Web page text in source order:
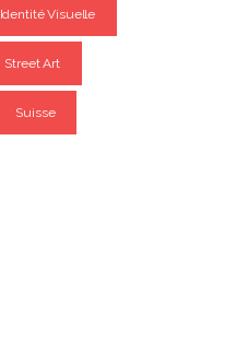
Identité Visuelle
Street Art
Suisse